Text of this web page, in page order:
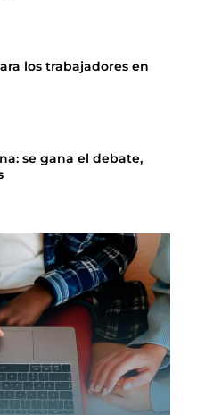
los trabajadores en
se gana el debate,